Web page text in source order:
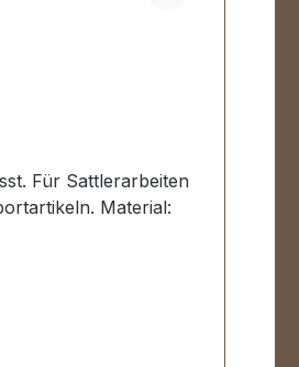
Für Sattlerarbeiten